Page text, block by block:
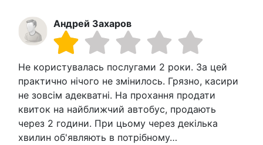
Андрей Захаров
Не користувалась послугами 2 роки. За цей
практично нічого не змінилось. Грязно, касири
не зовсім адекватні. На прохання продати
квиток на найближчий автобус, продають
через 2 години. При цьому через декілька
хвилин об'являють в потрібному…